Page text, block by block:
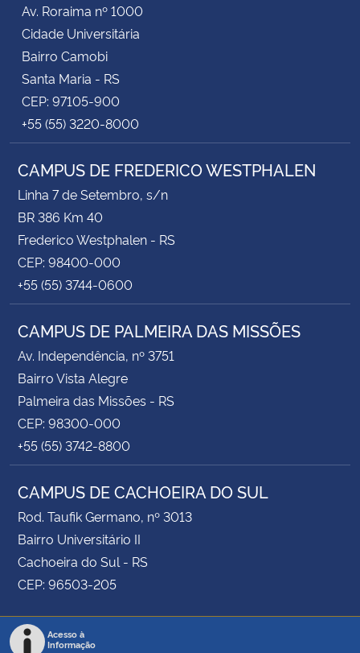
Av. Roraima nº 1000
Cidade Universitária
Bairro Camobi
Santa Maria - RS
CEP: 97105-900
+55 (55) 3220-8000
CAMPUS DE FREDERICO WESTPHALEN
Linha 7 de Setembro, s/n
BR 386 Km 40
Frederico Westphalen - RS
CEP: 98400-000
+55 (55) 3744-0600
CAMPUS DE PALMEIRA DAS MISSÕES
Av. Independência, nº 3751
Bairro Vista Alegre
Palmeira das Missões - RS
CEP: 98300-000
+55 (55) 3742-8800
CAMPUS DE CACHOEIRA DO SUL
Rod. Taufik Germano, nº 3013
Bairro Universitário II
Cachoeira do Sul - RS
CEP: 96503-205
Acesso à
Informação